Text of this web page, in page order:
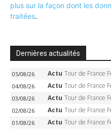
plus sur la façon dont les
traitées.
Dernières actualités
05/08/26 Actu Tour de France Femmes 2026, étape 5 – Demi
04/08/26 Actu Tour de France Femmes 2026, étape 4 –
03/08/26 Actu Tour de France Femmes 2026, étape 3 –
02/08/26 Actu Tour de France Femmes 2026, étape 2 –
01/08/26 Actu Tour de France Femmes 2026, étape 1 –